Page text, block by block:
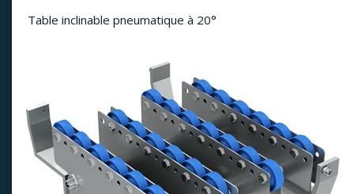
Table inclinable pneumatique à 20°